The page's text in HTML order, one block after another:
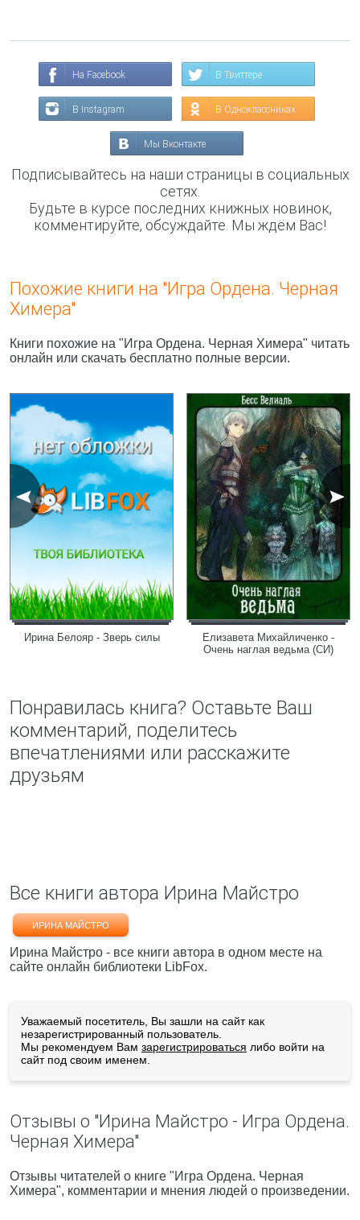
На Facebook В Твиттере
В Instagram В Одноклассниках
Мы Вконтакте
Подписывайтесь на наши страницы в социальных
сетях.
Будьте в курсе последних книжных новинок,
комментируйте, обсуждайте. Мы ждём Вас!
Похожие книги на "Игра Ордена. Черная
Химера"
Книги похожие на "Игра Ордена. Черная Химера" читать
онлайн или скачать бесплатно полные версии.
Ирина Белояр - Зверь силы
Елизавета Михайличенко -
Очень наглая ведьма (СИ)
Понравилась книга? Оставьте Ваш
комментарий, поделитесь
впечатлениями или расскажите
друзьям
Все книги автора Ирина Майстро
ИРИНА МАЙСТРО
Ирина Майстро - все книги автора в одном месте на
сайте онлайн библиотеки LibFox.
Уважаемый посетитель, Вы зашли на сайт как
незарегистрированный пользователь.
Мы рекомендуем Вам зарегистрироваться либо войти на
сайт под своим именем.
Отзывы о "Ирина Майстро - Игра Ордена.
Черная Химера"
Отзывы читателей о книге "Игра Ордена. Черная
Химера", комментарии и мнения людей о произведении.